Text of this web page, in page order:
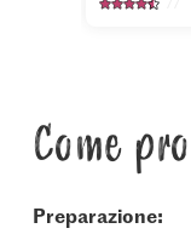
Come
Preparazione: